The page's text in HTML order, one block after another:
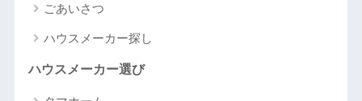
ごあいさつ
ハウスメーカー探し
ハウスメーカー選び